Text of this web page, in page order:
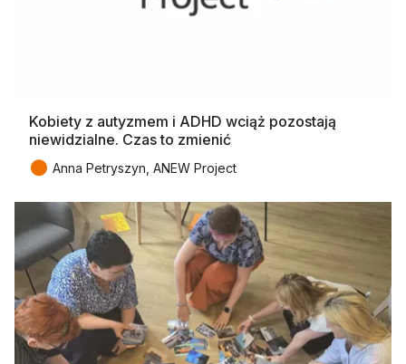
Kobiety z autyzmem i ADHD wciąż pozostają
niewidzialne. Czas to zmienić
● Anna Petryszyn, ANEW Project